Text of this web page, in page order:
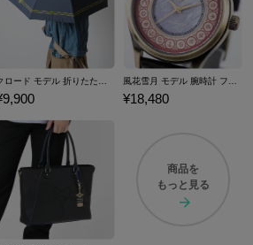
¥18,480
商品を
もっと見る